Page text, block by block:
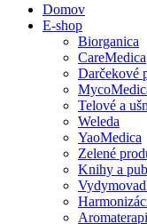
Domov
E-shop
Biorganica
CareMedica
Darčekové
Telové a
Weleda
YaoMedica
Zelené
Knihy a